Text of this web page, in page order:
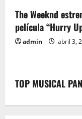
The Weeknd
película “Hurry
admin abril 3,
TOP MUSICAL